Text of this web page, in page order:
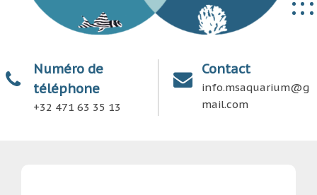
Numéro de
téléphone
+32 471 63 35 13
Contact
info.msaquarium@g
mail.com